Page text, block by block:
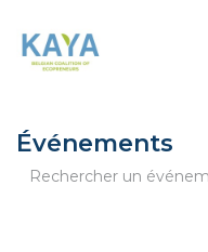
Événements